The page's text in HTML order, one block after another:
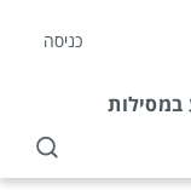
כניסה
במסילות